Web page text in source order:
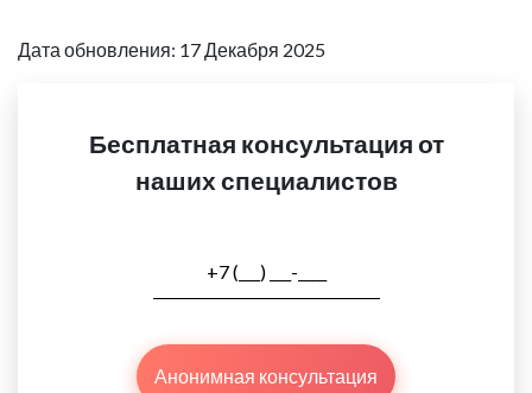
Дата обновления: 17 Декабря 2025
Бесплатная консультация от
наших специалистов
Анонимная консультация